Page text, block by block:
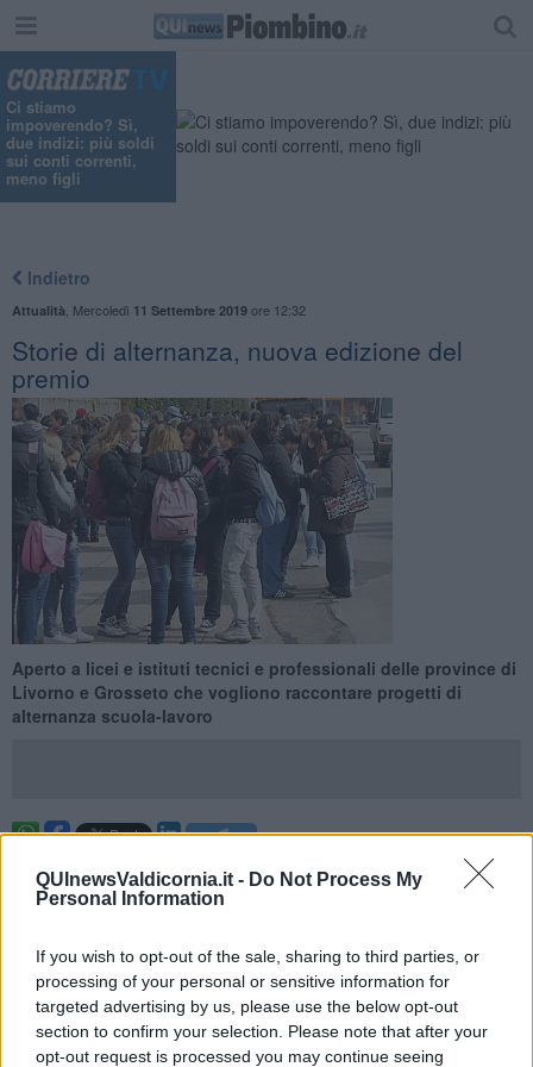
QUInewsValdicornia.it - Do Not Process My
Personal Information
If you wish to opt-out of the sale, sharing to third parties, or
processing of your personal or sensitive information for
targeted advertising by us, please use the below opt-out
section to confirm your selection. Please note that after your
opt-out request is processed you may continue seeing
Ci stiamo
impoverendo? Sì,
due indizi: più soldi
sui conti correnti,
meno figli
Indietro
Attualità Mercoledì 11 Settembre 2019ore 12:32
Storie di alternanza, nuova edizione del
premio
Aperto a licei e istituti tecnici e professionali delle province di
Livorno e Grosseto che vogliono raccontare progetti di
alternanza scuola-lavoro
LIVORNO —
La Camera di commercio della Maremma e del
Tirreno ha aderito anche per l'edizione 2019/2020 alPremio Storie
progetti d’alternanza scuola-lavoro ideati, elaborati e realizzati dagli
studenti e dai tutor delle scuole superiori.
Possono partecipare
Licei e Istituti tecnici e professionali delle
province di Grosseto e Livorno, presentando la domanda